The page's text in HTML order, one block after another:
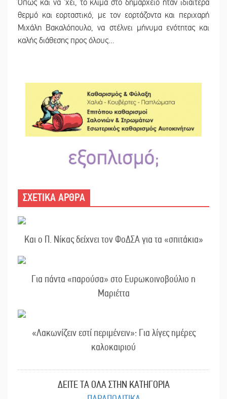
Όπως και να ’χει, το κλίμα στο δημαρχείο ήταν ιδιαίτερα
θερμό και εορταστικό, με τον εορτάζοντα και περιχαρή
Μιχάλη Βακαλόπουλο, να στέλνει μήνυμα ενότητας και
καλής διάθεσης προς όλους…
ΣΧΕΤΙΚΑ ΑΡΘΡΑ
Και ο Π. Νίκας δείχνει τον ΦοΔΣΑ για τα «σπιτάκια»
Για πάντα «παρούσα» στο Ευρωκοινοβούλιο η
Μαριέττα
«Λακωνίζειν εστί περιμένειν»: Για λίγες ημέρες
καλοκαιριού
ΔΕΙΤΕ ΤΑ ΟΛΑ ΣΤΗΝ ΚΑΤΗΓΟΡΙΑ